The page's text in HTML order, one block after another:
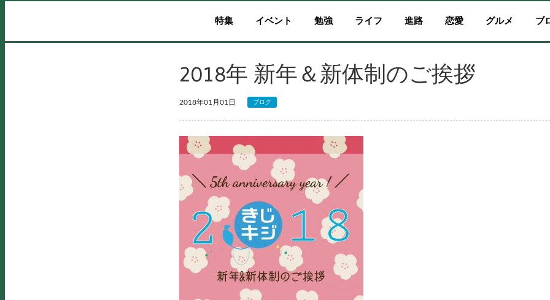
特集 イベント 勉強 ライフ 進路 恋愛 グルメ ブ
2018年 新年＆新体制のご挨拶
2018年01月01日 ブログ